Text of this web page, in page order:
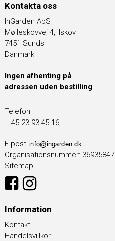
Kontakta oss
InGarden ApS
Mølleskovvej 4, Ilskov
7451 Sunds
Danmark
Ingen afhenting på
adressen uden bestilling
Telefon
+ 45 23 93 45 16
E-post
Organisationsnummer: 36935847
Sitemap
Information
Kontakt
Handelsvillkor